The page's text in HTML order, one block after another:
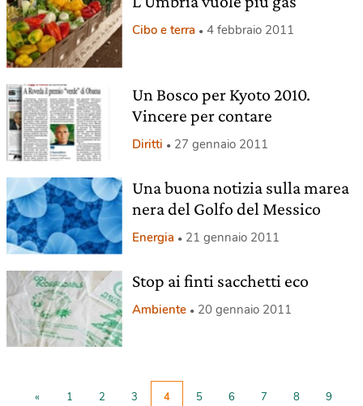
Cibo e terra 4 febbraio 2011
Un Bosco per Kyoto 2010.
Vincere per contare
Diritti 27 gennaio 2011
Una buona notizia sulla marea
nera del Golfo del Messico
Energia 21 gennaio 2011
Stop ai finti sacchetti eco
Ambiente 20 gennaio 2011
« 1 2 3 4 5 6 7 8 9